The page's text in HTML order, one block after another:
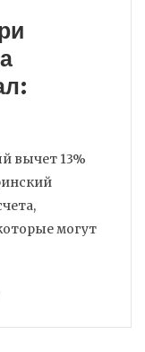
вычет 13%
могут